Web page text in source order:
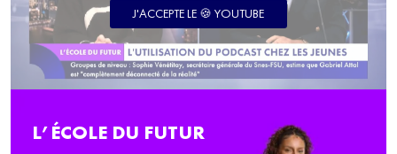
J'ACCEPTE LE 🍪 YOUTUBE
L’ÉCOLE DU FUTUR